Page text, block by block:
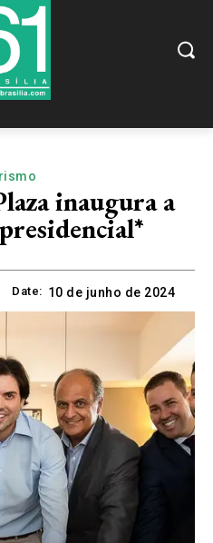
inaugura a
Date: 10 de junho de 2024